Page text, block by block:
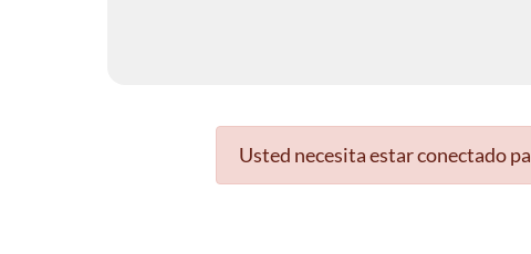
Usted necesita estar conectado